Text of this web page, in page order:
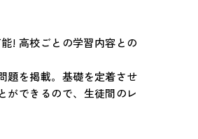
! 高校ごとの学習内容との
題を掲載。基礎を定着させ
ができるので、生徒間のレ